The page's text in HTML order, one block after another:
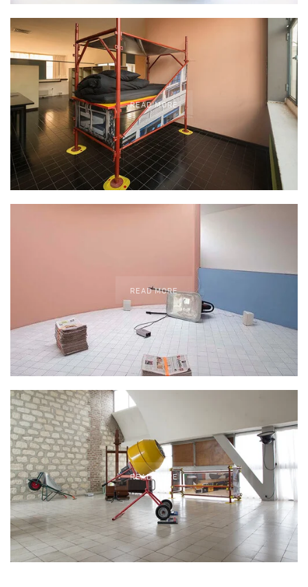
READ MORE
READ MORE
READ MORE